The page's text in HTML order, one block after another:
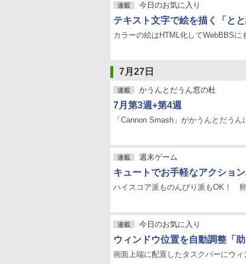
連載 今日のお気に入り
テキスト文字で絵を描く「と
カラーの絵はHTML化してWebBBS
7月27日
連載 かうんとだうん窓の杜
7月第3週+第4週
「Cannon Smash」がかうんとだうん
連載 週末ゲーム
キュートでお手軽なアクショ
ハイスコア派ものんびり派もOK！
連載 今日のお気に入り
ウィンドウ位置を自動調整「
画面上端に配置したタスクバーにウ